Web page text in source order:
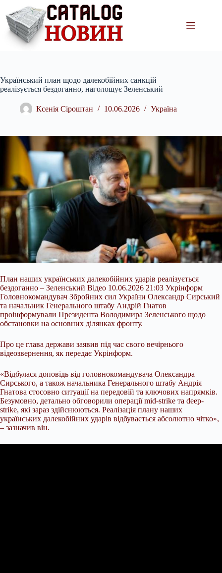
вмісту
Український план щодо далекобійних санкцій
реалізується бездоганно, наголошує Зеленський
Ксенія Сіроштан 10.06.2026 Україна
План наших українських далекобійних ударів реалізується
бездоганно – Зеленський Відео 10.06.2026 21:03 Укрінформ
Головнокомандувач Збройних сил України Олександр Сирський
та начальник Генерального штабу Андрій Гнатов
проінформували Президента Володимира Зеленського щодо
обстановки на основних ділянках фронту.
Про це глава держави заявив під час свого вечірнього
відеозвернення, як передає Укрінформ.
«Відбулася доповідь від головнокомандувача Олександра
Сирського, а також начальника Генерального штабу Андрія
Гнатова стосовно ситуації на передовій та ключових напрямків.
Безумовно, детально обговорили операції mid-strike та deep-
strike, які зараз здійснюються. Реалізація плану наших
українських далекобійних ударів відбувається абсолютно чітко»,
– зазначив він.